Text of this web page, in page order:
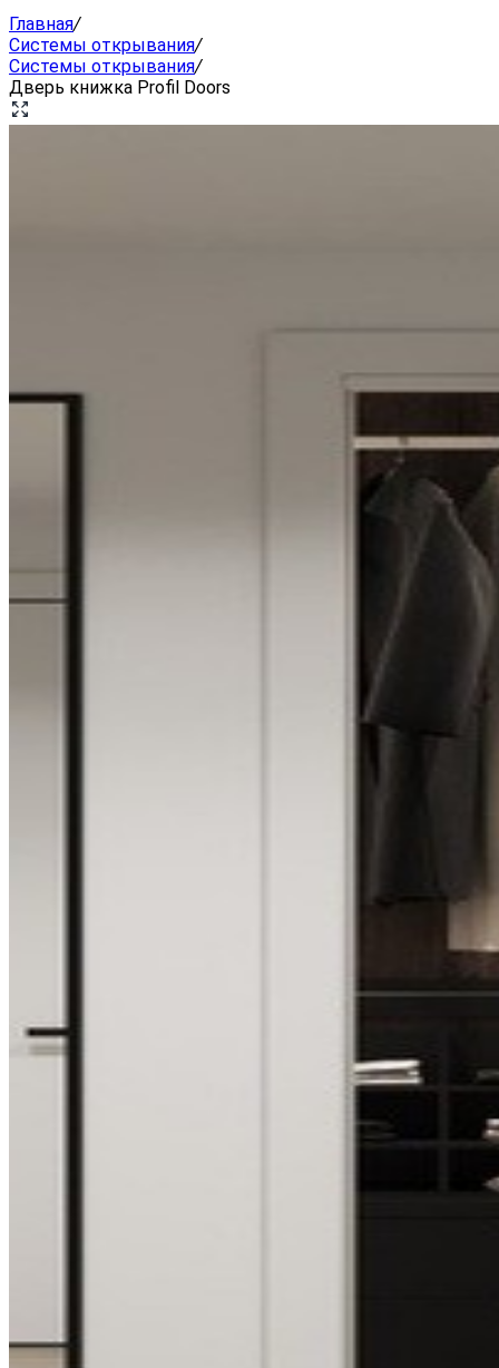
Главная/
Системы открывания/
Системы открывания/
Дверь книжка Profil Doors